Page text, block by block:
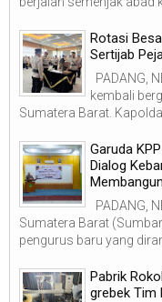
Rotasi
Sertijab
PADANG,
kembali
Sumatera Barat.
Garuda
Dialog
PADANG,
Sumatera Barat
pengurus baru yang
Pabrik
grebek Tim